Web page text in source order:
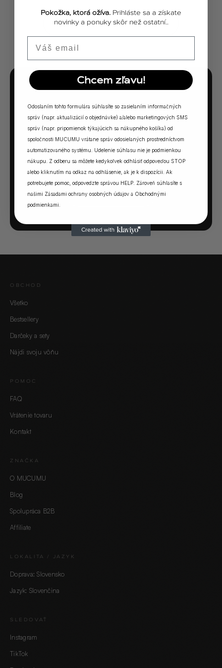
ZOBRAZIŤ VŠETKY PRÍBEHY
Ktorá vôňa Vám
sadne?
5 otázok. Jedna odpoveď. Vaša ideálna MUCUMU
vôňa.
SPUSTIŤ KVÍZ →
OBCHOD
Všetko
Bestsellery
Darčeky a sety
Nájdi svoju vôňu
POMOC
FAQ
Vrátenie tovaru
Kontakt
ZNAČKA
O MUCUMU
Blog
Spolupráca B2B
Affiliate
LOKALITA / JAZYK
Doprava: Slovensko
Jazyk: Slovenčina
SLEDOVAŤ
Instagram
TikTok
Pokožka, ktorá ožíva. Prihláste sa a získate
novinky a ponuky skôr než ostatní..
Chcem zľavu!
Odoslaním tohto formulára súhlasíte so zasielaním informačných
správ (napr. aktualizácií o objednávke) a/alebo marketingových SMS
správ (napr. pripomienok týkajúcich sa nákupného košíka) od
spoločnosti MUCUMU vrátane správ odosielaných prostredníctvom
automatizovaného systému. Udelenie súhlasu nie je podmienkou
nákupu. Z odberu sa môžete kedykoľvek odhlásiť odpoveďou STOP
alebo kliknutím na odkaz na odhlásenie, ak je k dispozícii. Ak
potrebujete pomoc, odpovedzte správou HELP. Zároveň súhlasíte s
našimi Zásadami ochrany osobných údajov a Obchodnými
podmienkami